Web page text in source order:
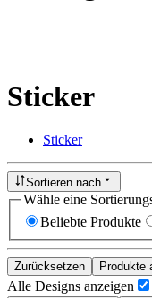
Sticker
Sticker
Sortieren nach
Wähle eine
Beliebte Produkte
Zurücksetzen Produkte
Alle Designs anzeigen